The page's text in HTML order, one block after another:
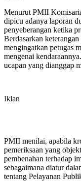
Menurut PMII
dipicu adanya laporan
penyeberangan ketika
Berdasarkan
mengingatkan petugas
mengenai
ucapan yang dianggap
Iklan
PMII menilai, apabila
pemeriksaan yang
pembenahan terhadap
sebagaimana diatur
tentang Pelayanan